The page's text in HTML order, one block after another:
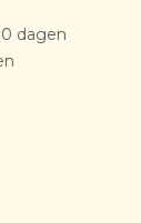
dagen